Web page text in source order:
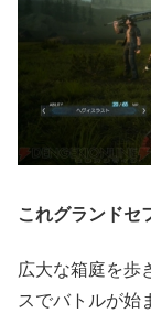
これグランドセ
広大な箱庭を歩
スでバトルが始